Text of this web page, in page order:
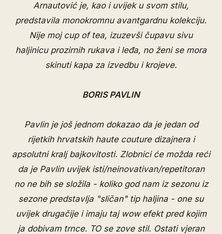
Arnautović je, kao i uvijek u svom stilu,
predstavila monokromnu avantgardnu kolekciju.
Nije moj cup of tea, izuzevši čupavu sivu
haljinicu prozirnih rukava i leđa, no ženi se mora
skinuti kapa za izvedbu i krojeve.
BORIS PAVLIN
Pavlin je još jednom dokazao da je jedan od
rijetkih hrvatskih haute couture dizajnera i
apsolutni kralj bajkovitosti. Zlobnici će možda reći
da je Pavlin uvijek isti/neinovativan/repetitoran
no ne bih se složila - koliko god nam iz sezonu iz
sezone predstavlja "sličan" tip haljina - one su
uvijek drugačije i imaju taj wow efekt pred kojim
ja dobivam trnce. TO se zove stil. Ostati vjeran